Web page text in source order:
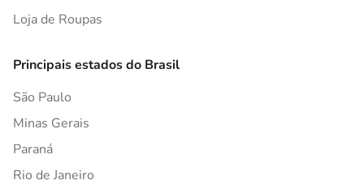
Loja de Roupas
Principais estados do Brasil
São Paulo
Minas Gerais
Paraná
Rio de Janeiro